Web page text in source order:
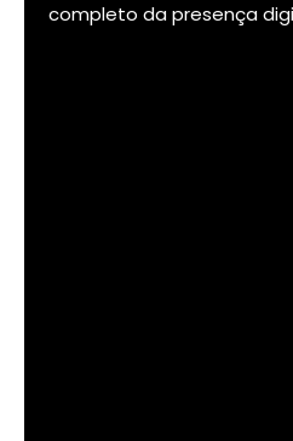
completo da presença